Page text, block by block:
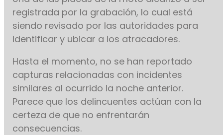
registrada por la grabación, lo cual está
siendo revisado por las autoridades para
identificar y ubicar a los atracadores.
Hasta el momento, no se han reportado
capturas relacionadas con incidentes
similares al ocurrido la noche anterior.
Parece que los delincuentes actúan con la
certeza de que no enfrentarán
consecuencias.